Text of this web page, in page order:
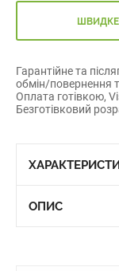
Гарантійне та
обмін/повернення
Оплата готівкою,
Безготівковий
ОПИС